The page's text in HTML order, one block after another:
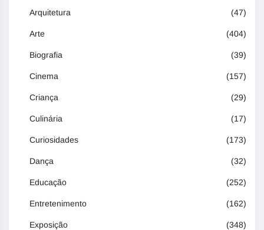
Arquitetura (47)
Arte (404)
Biografia (39)
Cinema (157)
Criança (29)
Culinária (17)
Curiosidades (173)
Dança (32)
Educação (252)
Entretenimento (162)
Exposição (348)